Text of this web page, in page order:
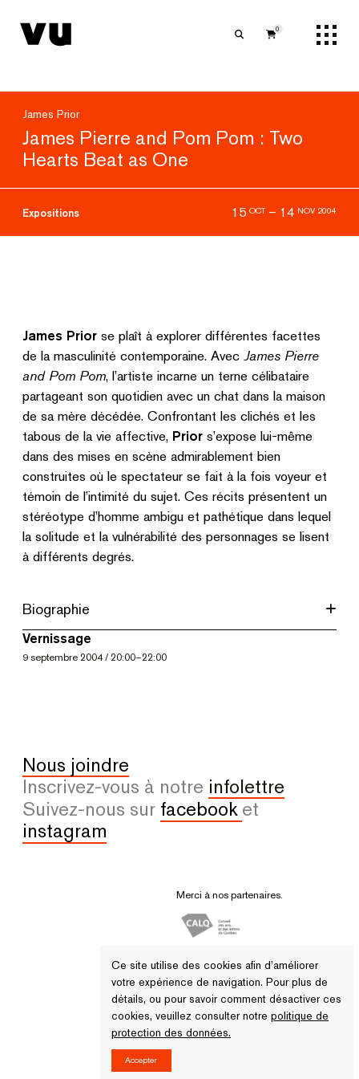
0
James Prior
James Pierre and Pom Pom : Two
Hearts Beat as One
Expositions 15 OCT – 14 NOV 2004
James Prior se plaît à explorer différentes facettes
de la masculinité contemporaine. Avec James Pierre
and Pom Pom, l’artiste incarne un terne célibataire
partageant son quotidien avec un chat dans la maison
de sa mère décédée. Confrontant les clichés et les
tabous de la vie affective, Prior s’expose lui-même
dans des mises en scène admirablement bien
construites où le spectateur se fait à la fois voyeur et
témoin de l’intimité du sujet. Ces récits présentent un
stéréotype d’homme ambigu et pathétique dans lequel
la solitude et la vulnérabilité des personnages se lisent
à différents degrés.
Biographie
Vernissage
9 septembre 2004 / 20:00–22:00
Nous joindre
Inscrivez-vous à notre infolettre
Suivez-nous sur facebook et
instagram
Merci à nos partenaires.
Ce site utilise des cookies afin d’améliorer
votre expérience de navigation. Pour plus de
détails, ou pour savoir comment désactiver ces
cookies, veuillez consulter notre politique de
protection des données.
Accepter